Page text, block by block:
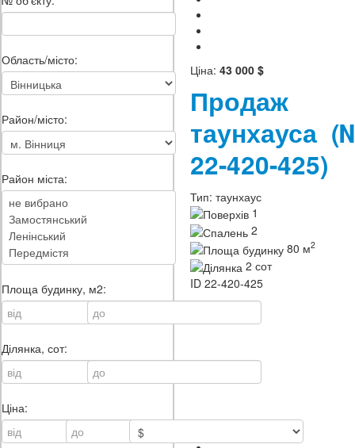
Область/місто:
Район/місто:
Район міста:
Площа будинку, м2:
Ділянка, сот:
Ціна:
Ціна: 43 000 $
Продаж
таунхауса
22-420-425)
Тип: таунхаус
1
2
80 м2
2 сот
ID 22-420-425